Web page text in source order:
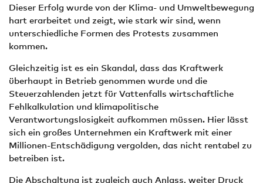
Dieser Erfolg wurde von der Klima- und Umweltbewegung
hart erarbeitet und zeigt, wie stark wir sind, wenn
unterschiedliche Formen des Protests zusammen
kommen.
Gleichzeitig ist es ein Skandal, dass das Kraftwerk
überhaupt in Betrieb genommen wurde und die
Steuerzahlenden jetzt für Vattenfalls wirtschaftliche
Fehlkalkulation und klimapolitische
Verantwortungslosigkeit aufkommen müssen. Hier lässt
sich ein großes Unternehmen ein Kraftwerk mit einer
Millionen-Entschädigung vergolden, das nicht rentabel zu
betreiben ist.
Die Abschaltung ist zugleich auch Anlass, weiter Druck